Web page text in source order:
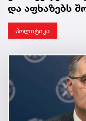
და აფხაზებს
პოლიტიკა